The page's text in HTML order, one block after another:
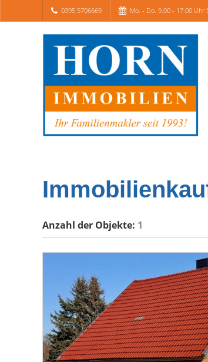
0395 5706669 Mo. - Do. 9.00 - 17.00 Uhr
Anzahl der Objekte: 1